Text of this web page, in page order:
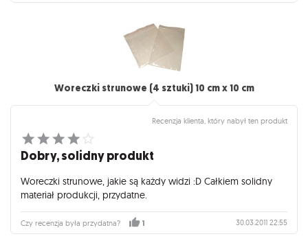
Woreczki strunowe (4 sztuki) 10 cm x 10 cm
Recenzja klienta, który nabył ten produkt
Dobry, solidny produkt
Woreczki strunowe, jakie są każdy widzi :D Całkiem solidny
materiał produkcji, przydatne.
Czy recenzja była przydatna? 1 30.03.2011 22:55